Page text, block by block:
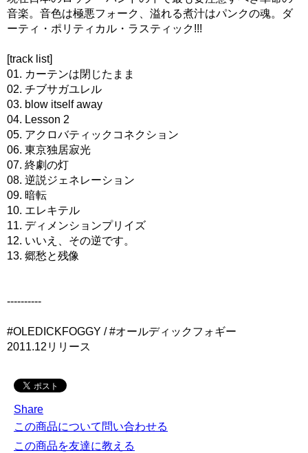
音楽。音色は極悪フォーク、溢れる煮汁はパンクの魂。ダ
ーティ・ポリティカル・ラスティック!!!
[track list]
01. カーテンは閉じたまま
02. チブサガユレル
03. blow itself away
04. Lesson 2
05. アクロバティックコネクション
06. 東京独居寂光
07. 終劇の灯
08. 逆説ジェネレーション
09. 暗転
10. エレキテル
11. ディメンションプリイズ
12. いいえ、その逆です。
13. 郷愁と残像
----------
#OLEDICKFOGGY / #オールディックフォギー
2011.12リリース
Share
この商品について問い合わせる
この商品を友達に教える